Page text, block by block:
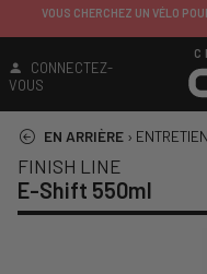
VOUS CHERCHEZ UN VÉLO
CONNECTEZ-
VOUS
EN ARRIÈRE › ENTRETIEN
FINISH LINE
E-Shift 550ml